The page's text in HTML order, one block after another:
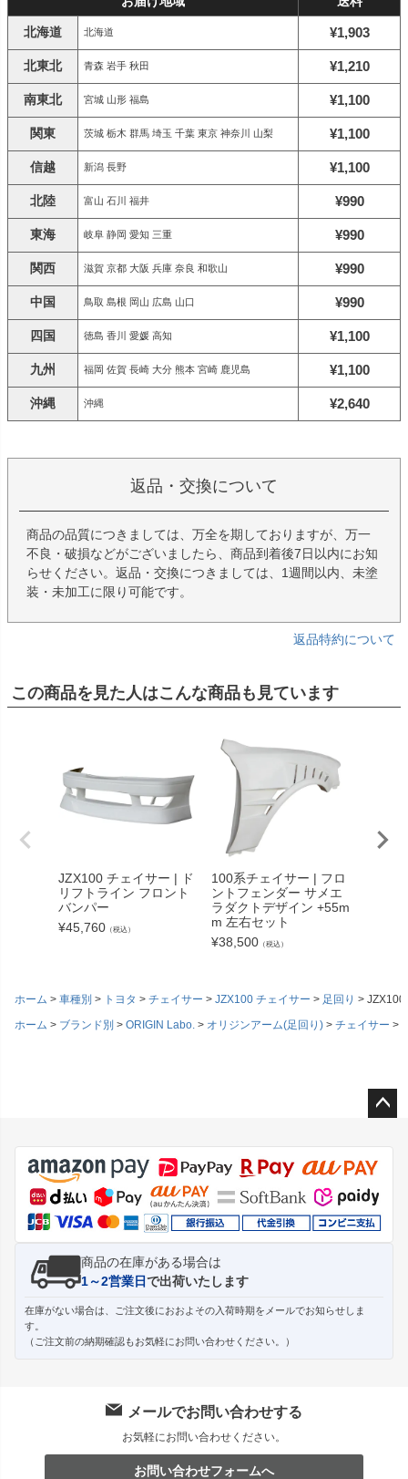
北海道 北海道 ¥1,903
北東北 青森 岩手 秋田 ¥1,210
南東北 宮城 山形 福島 ¥1,100
関東 茨城 栃木 群馬 埼玉 千葉 東京 神奈川 山梨 ¥1,100
信越 新潟 長野 ¥1,100
北陸 富山 石川 福井 ¥990
東海 岐阜 静岡 愛知 三重 ¥990
関西 滋賀 京都 大阪 兵庫 奈良 和歌山 ¥990
中国 鳥取 島根 岡山 広島 山口 ¥990
四国 徳島 香川 愛媛 高知 ¥1,100
九州 福岡 佐賀 長崎 大分 熊本 宮崎 鹿児島 ¥1,100
沖縄 沖縄 ¥2,640
返品・交換について
商品の品質につきましては、万全を期しておりますが、万一
不良・破損などがございましたら、商品到着後7日以内にお知
らせください。返品・交換につきましては、1週間以内、未塗
装・未加工に限り可能です。
返品特約について
この商品を見た人はこんな商品も見ています
JZX100 チェイサー | ド
リフトライン フロント
バンパー
¥45,760 （税込）
100系チェイサー | フロ
ントフェンダー サメエ
ラダクトデザイン +55m
m 左右セット
¥38,500 （税込）
ホーム 車種別 トヨタ チェイサー JZX100 チェイサー 足回り
JZX100
ホーム
ブランド別 ORIGIN Labo. オリジンアーム(足回り) チェイサー
ジト
ップ
へ
商品の在庫がある場合は
1～2営業日で出荷いたします
在庫がない場合は、ご注文後におおよその入荷時期をメールでお知らせしま
す。
（ご注文前の納期確認もお気軽にお問い合わせください。）
メールでお問い合わせする
お気軽にお問い合わせください。
お問い合わせフォームへ